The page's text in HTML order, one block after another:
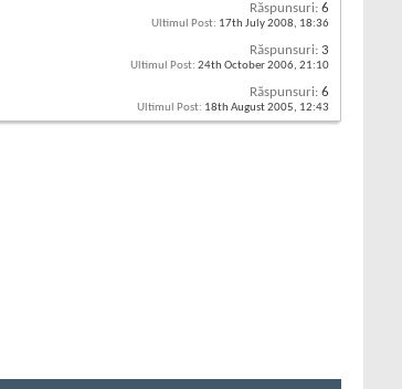
Răspunsuri: 6
Ultimul Post: 17th July 2008, 18:36
Răspunsuri: 3
Ultimul Post: 24th October 2006, 21:10
Răspunsuri: 6
Ultimul Post: 18th August 2005, 12:43